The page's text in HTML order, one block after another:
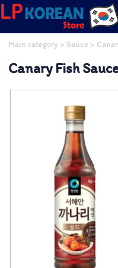
Main category > Sauce >
Canary Fish